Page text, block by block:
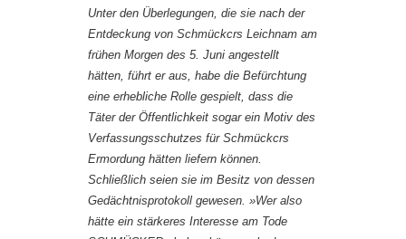
Unter den Überlegungen, die sie nach der
Entdeckung von Schmü­ckcrs Leichnam am
frühen Morgen des 5. Juni angestellt
hätten, führt er aus, habe die Befürchtung
eine erhebliche Rolle gespielt, dass die
Täter der Öffentlichkeit sogar ein Motiv des
Verfassungsschutzes für Schmückcrs
Ermordung hätten liefern können.
Schließlich seien sie im Besitz von dessen
Gedächtnisprotokoll gewesen. »Wer also
hätte ein stärkeres Interesse am Tode